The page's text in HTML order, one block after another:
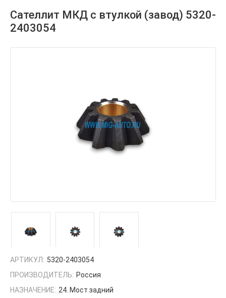
Сателлит МКД с втулкой (завод) 5320-
2403054
АРТИКУЛ: 5320-2403054
ПРОИЗВОДИТЕЛЬ: Россия
НАЗНАЧЕНИЕ: 24. Мост задний